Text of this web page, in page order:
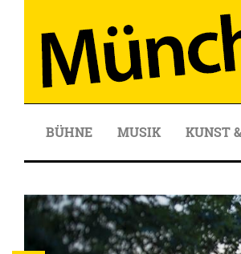
BÜHNE MUSIK KUNST